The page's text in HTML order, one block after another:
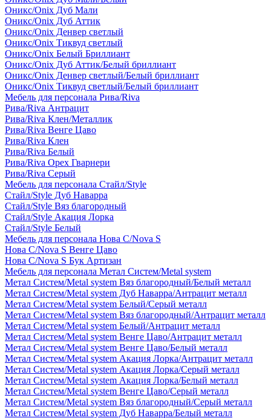
Оникс/Onix Дуб Мали
Оникс/Onix Дуб Аттик
Оникс/Onix Денвер светлый
Оникс/Onix Тиквуд светлый
Оникс/Onix Белый Бриллиант
Оникс/Onix Дуб Аттик/Белый бриллиант
Оникс/Onix Денвер светлый/Белый бриллиант
Оникс/Onix Тиквуд светлый/Белый бриллиант
Мебель для персонала Рива/Riva
Рива/Riva Антрацит
Рива/Riva Клен/Металлик
Рива/Riva Венге Цаво
Рива/Riva Клен
Рива/Riva Белый
Рива/Riva Орех Гварнери
Рива/Riva Серый
Мебель для персонала Стайл/Style
Стайл/Style Дуб Наварра
Стайл/Style Вяз благородный
Стайл/Style Акация Лорка
Стайл/Style Белый
Мебель для персонала Нова С/Nova S
Нова С/Nova S Венге Цаво
Нова С/Nova S Бук Артизан
Мебель для персонала Метал Систем/Metal system
Метал Систем/Metal system Вяз благородный/Белый металл
Метал Систем/Metal system Дуб Наварра/Антрацит металл
Метал Систем/Metal system Белый/Серый металл
Метал Систем/Metal system Вяз благородный/Антрацит металл
Метал Систем/Metal system Белый/Антрацит металл
Метал Систем/Metal system Венге Цаво/Антрацит металл
Метал Систем/Metal system Венге Цаво/Белый металл
Метал Систем/Metal system Акация Лорка/Антрацит металл
Метал Систем/Metal system Акация Лорка/Серый металл
Метал Систем/Metal system Акация Лорка/Белый металл
Метал Систем/Metal system Венге Цаво/Серый металл
Метал Систем/Metal system Вяз благородный/Серый металл
Метал Систем/Metal system Дуб Наварра/Белый металл